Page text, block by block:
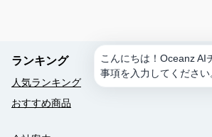
ランキング
人気ランキング
おすすめ商品
こんにちは！Oceanz AI
事項を入力してください
ビ
テ
ィ
を